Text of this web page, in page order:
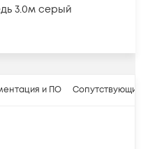
3.0м серый
и ПО